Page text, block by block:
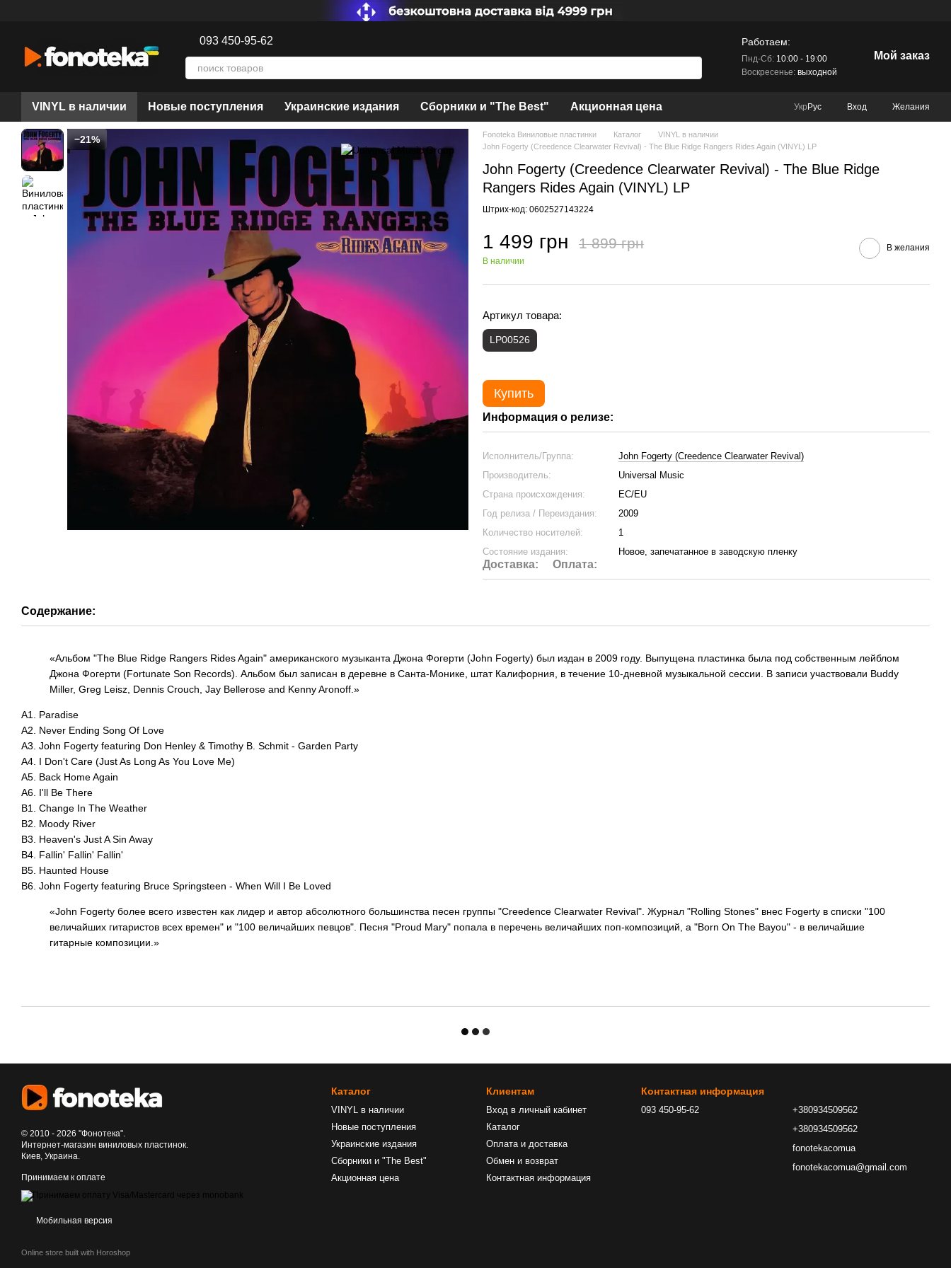
093 450-95-62 Работаем:
Пнд-Сб:10:00 - 19:00
Воскресенье:выходной
Мой заказ
VINYL в наличии Новые поступления Украинские издания Сборники и "The Best" Акционная цена Укр Рус Вход Желания
−21% Fonoteka Виниловые пластинки Каталог
VINYL в наличии
John Fogerty (Creedence Clearwater Revival) - The Blue Ridge Rangers Rides Again (VINYL) LP
John Fogerty (Creedence Clearwater Revival) - The Blue Ridge
Rangers Rides Again (VINYL) LP
Штрих-код: 0602527143224
1 499 грн 1 899 грн
В наличии
В желания
Артикул товара:
LP00526
Купить
Информация о релизе:
Исполнитель/Группа:
John Fogerty (Creedence Clearwater Revival)
Производитель:
Universal Music
Страна происхождения:
ЕС/EU
Год релиза / Переиздания:
2009
Количество носителей:
1
Состояние издания:
Новое, запечатанное в заводскую пленку
Доставка: Оплата:
Содержание:
«Альбом "The Blue Ridge Rangers Rides Again" американского музыканта Джона Фогерти (John Fogerty) был издан в 2009 году. Выпущена пластинка была под собственным лейблом
Джона Фогерти (Fortunate Son Records). Альбом был записан в деревне в Санта-Монике, штат Калифорния, в течение 10-дневной музыкальной сессии. В записи участвовали Buddy
Miller, Greg Leisz, Dennis Crouch, Jay Bellerose and Kenny Aronoff.»
A1. Paradise
A2. Never Ending Song Of Love
A3. John Fogerty featuring Don Henley & Timothy B. Schmit - Garden Party
A4. I Don't Care (Just As Long As You Love Me)
A5. Back Home Again
A6. I'll Be There
B1. Change In The Weather
B2. Moody River
B3. Heaven's Just A Sin Away
B4. Fallin' Fallin' Fallin'
B5. Haunted House
B6. John Fogerty featuring Bruce Springsteen - When Will I Be Loved
«John Fogerty более всего известен как лидер и автор абсолютного большинства песен группы "Creedence Clearwater Revival". Журнал "Rolling Stones" внес Fogerty в списки "100
величайших гитаристов всех времен" и "100 величайших певцов". Песня "Proud Mary" попала в перечень величайших поп-композиций, а "Born On The Bayou" - в величайшие
гитарные композиции.»
© 2010 - 2026 "Фонотека".
Интернет-магазин виниловых пластинок.
Киев, Украина.
Принимаем к оплате
Мобильная версия
Online store built with Horoshop
Каталог
VINYL в наличии
Новые поступления
Украинские издания
Сборники и "The Best"
Акционная цена
Клиентам
Вход в личный кабинет
Каталог
Оплата и доставка
Обмен и возврат
Контактная информация
Контактная информация
093 450-95-62
+380934509562
+380934509562
fonotekacomua
fonotekacomua@gmail.com